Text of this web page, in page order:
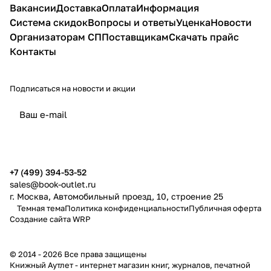
ВакансииДоставкаОплатаИнформация
Система скидокВопросы и ответыУценкаНовости
Организаторам СППоставщикамСкачать прайс
Контакты
Подписаться на новости и акции
+7 (499) 394-53-52
sales@book-outlet.ru
г. Москва, Автомобильный проезд, 10, строение 25
Темная темаПолитика конфиденциальностиПубличная оферта
Создание сайтаWRP
© 2014 - 2026 Все права защищены
Книжный Аутлет - интернет магазин книг, журналов, печатной